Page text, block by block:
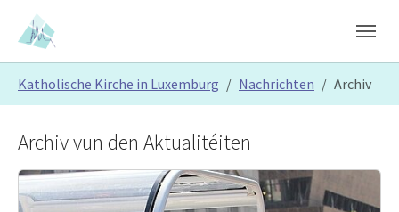
Skip to main content
Skip to page footer
Katholische Kirche in Luxemburg Nachrichten Archiv
Archiv vun den Aktualitéiten